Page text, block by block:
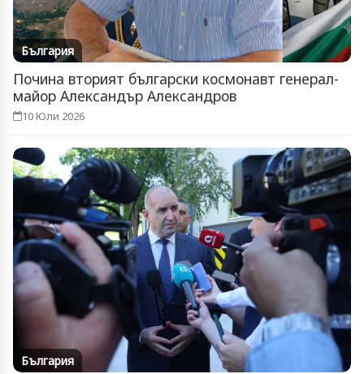
България
Почина вторият български космонавт генерал-
майор Александър Александров
10 Юли 2026
България